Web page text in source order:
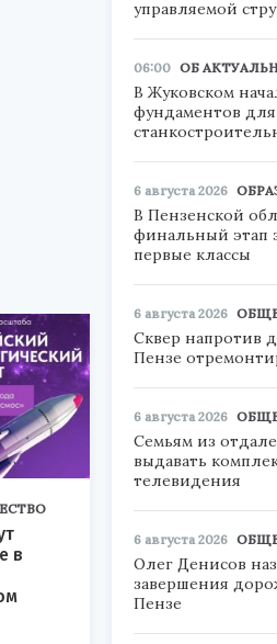
в
управляемой
06:00 ОБ
В Жуковском
фундаментов для
6 августа 2026
В Пензенской
финальный этап
первые классы
6 августа 2026
Сквер напротив
Пензе
6 августа 2026
Семьям из
выдавать
телевидения
6 августа 2026
Олег Денисов
завершения
Пензе